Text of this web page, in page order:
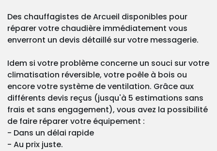
Des chauffagistes de Arcueil disponibles pour
réparer votre chaudière immédiatement vous
enverront un devis détaillé sur votre messagerie.
Idem si votre problème concerne un souci sur votre
climatisation réversible, votre poêle à bois ou
encore votre système de ventilation. Grâce aux
différents devis reçus (jusqu'à 5 estimations sans
frais et sans engagement), vous avez la possibilité
de faire réparer votre équipement :
- Dans un délai rapide
- Au prix juste.